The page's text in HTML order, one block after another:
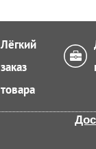
Лёгкий
заказ
товара